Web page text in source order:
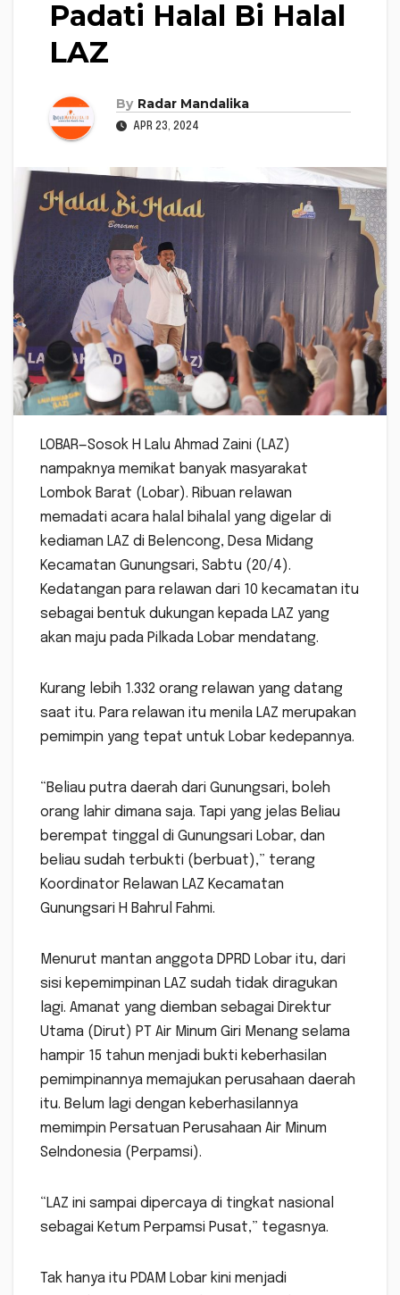
Padati Halal Bi Halal
LAZ
By Radar Mandalika
APR 23, 2024
LOBAR—Sosok H Lalu Ahmad Zaini (LAZ)
nampaknya memikat banyak masyarakat
Lombok Barat (Lobar). Ribuan relawan
memadati acara halal bihalal yang digelar di
kediaman LAZ di Belencong, Desa Midang
Kecamatan Gunungsari, Sabtu (20/4).
Kedatangan para relawan dari 10 kecamatan itu
sebagai bentuk dukungan kepada LAZ yang
akan maju pada Pilkada Lobar mendatang.
Kurang lebih 1.332 orang relawan yang datang
saat itu. Para relawan itu menila LAZ merupakan
pemimpin yang tepat untuk Lobar kedepannya.
“Beliau putra daerah dari Gunungsari, boleh
orang lahir dimana saja. Tapi yang jelas Beliau
berempat tinggal di Gunungsari Lobar, dan
beliau sudah terbukti (berbuat),” terang
Koordinator Relawan LAZ Kecamatan
Gunungsari H Bahrul Fahmi.
Menurut mantan anggota DPRD Lobar itu, dari
sisi kepemimpinan LAZ sudah tidak diragukan
lagi. Amanat yang diemban sebagai Direktur
Utama (Dirut) PT Air Minum Giri Menang selama
hampir 15 tahun menjadi bukti keberhasilan
pemimpinannya memajukan perusahaan daerah
itu. Belum lagi dengan keberhasilannya
memimpin Persatuan Perusahaan Air Minum
SeIndonesia (Perpamsi).
“LAZ ini sampai dipercaya di tingkat nasional
sebagai Ketum Perpamsi Pusat,” tegasnya.
Tak hanya itu PDAM Lobar kini menjadi